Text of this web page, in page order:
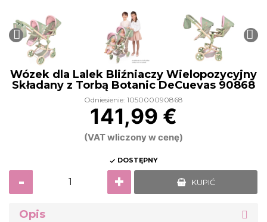
Wózek dla Lalek Bliźniaczy Wielopozycyjny
Składany z Torbą Botanic DeCuevas 90868
Odniesienie: 105000090868
141,99 €
(VAT wliczony w cenę)
 DOSTĘPNY
- + KUPIĆ
Opis